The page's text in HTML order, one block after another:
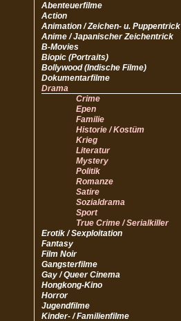
Abenteuerfilme
Action
Animation / Zeichen- u. Puppentrick
Anime / Japanischer Zeichentrick
B-Movies
Biopic (Portraits)
Bollywood (Indische Filme)
Dokumentarfilme
Drama
Crime
Epen
Familie
Historie / Kostüm
Krieg
Literatur
Mystery
Politik
Romanze
Satire
Sozialdrama
Sport
True Crime / Serialkiller
Erotik / Sexploitation
Fantasy
Film Noir
Gangsterfilme
Gay / Queer Cinema
Hongkong-Kino
Horror
Jugendfilme
Kinder- / Familienfilme